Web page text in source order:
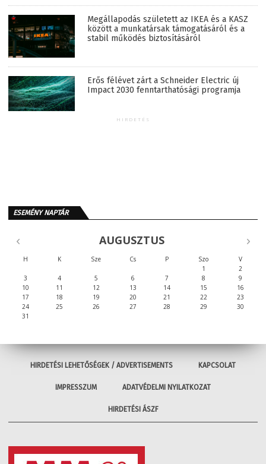
Megállapodás született az IKEA és a KASZ
között a munkatársak támogatásáról és a
stabil működés biztosításáról
Erős félévet zárt a Schneider Electric új
Impact 2030 fenntarthatósági programja
HIRDETÉS
ESEMÉNY NAPTÁR
AUGUSZTUS
H K Sze Cs P Szo
V
1
2
3
4 5 6 7 8
9
10
11 12 13 14 15
16
17
18 19 20 21 22
23
24
25 26 27 28 29
30
31
HIRDETÉSI LEHETŐSÉGEK / ADVERTISEMENTS KAPCSOLAT
IMPRESSZUM ADATVÉDELMI NYILATKOZAT
HIRDETÉSI ÁSZF